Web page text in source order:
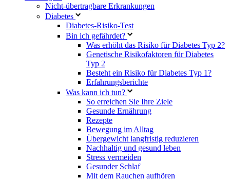
Nicht-übertragbare Erkrankungen
Diabetes
Diabetes-Risiko-Test
Bin ich gefährdet?
Was erhöht das Risiko für Diabetes Typ 2?
Genetische Risikofaktoren für Diabetes
Typ 2
Besteht ein Risiko für Diabetes Typ 1?
Erfahrungsberichte
Was kann ich tun?
So erreichen Sie Ihre Ziele
Gesunde Ernährung
Rezepte
Bewegung im Alltag
Übergewicht langfristig reduzieren
Nachhaltig und gesund leben
Stress vermeiden
Gesunder Schlaf
Mit dem Rauchen aufhören